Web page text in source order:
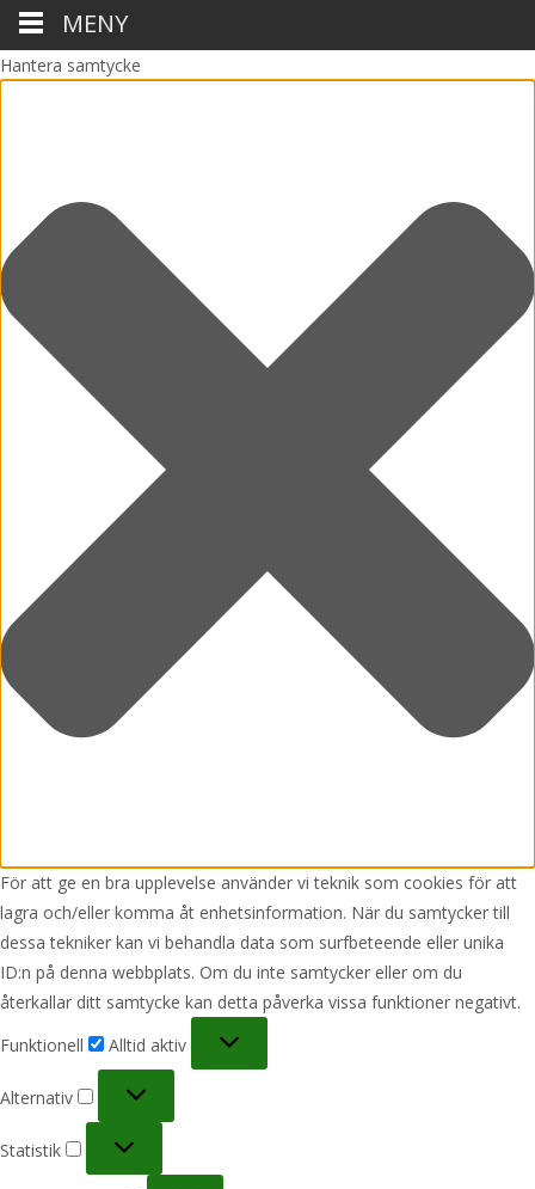
Hantera samtycke
För att ge en bra upplevelse använder vi teknik som cookies för att
lagra och/eller komma åt enhetsinformation. När du samtycker till
dessa tekniker kan vi behandla data som surfbeteende eller unika
ID:n på denna webbplats. Om du inte samtycker eller om du
återkallar ditt samtycke kan detta påverka vissa funktioner negativt.
Funktionell
Alltid aktiv
Alternativ
Statistik
MENY